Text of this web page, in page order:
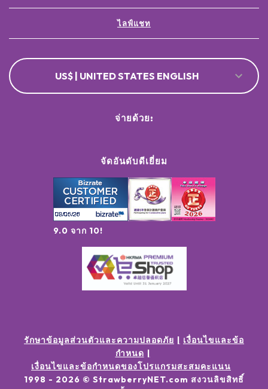
ไลฟ์แชท
US$ | UNITED STATES ENGLISH
จัดอันดับดีเยี่ยม
9.0 จาก 10!
จ่ายด้วย:
รักษาข้อมูลส่วนตัวและความปลอดภัย
เงื่อนไขและข้อ
กำหนด
เงื่อนไขและข้อกำหนดของโปรแกรมสะสมคะแนน
1998 - 2026 © StrawberryNET.com สงวนลิขสิทธิ์